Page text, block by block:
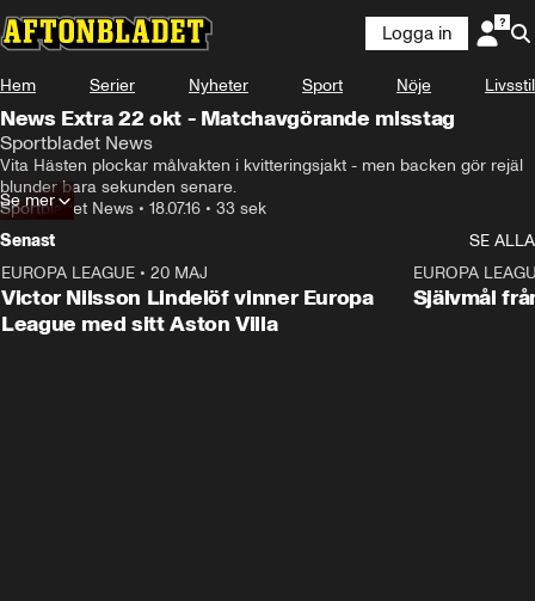
Logga in
Hem Serier Nyheter Sport Nöje Livsstil
News Extra 22 okt - Matchavgörande misstag
Sportbladet News
Vita Hästen plockar målvakten i kvitteringsjakt - men backen gör rejäl
blunder bara sekunden senare.
Sportbladet News • 18.07.16 • 33 sek
Se mer
Senast
SE ALLA
EUROPA LEAGUE • 20 MAJ
Victor Nilsson Lindelöf vinner Europa
League med sitt Aston Villa
EUROPA
Självmål